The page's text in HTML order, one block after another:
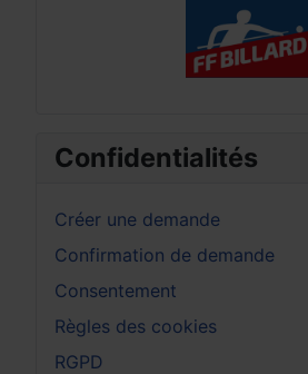
Confidentialités
Créer une demande
Confirmation de demande
Consentement
Règles des cookies
RGPD